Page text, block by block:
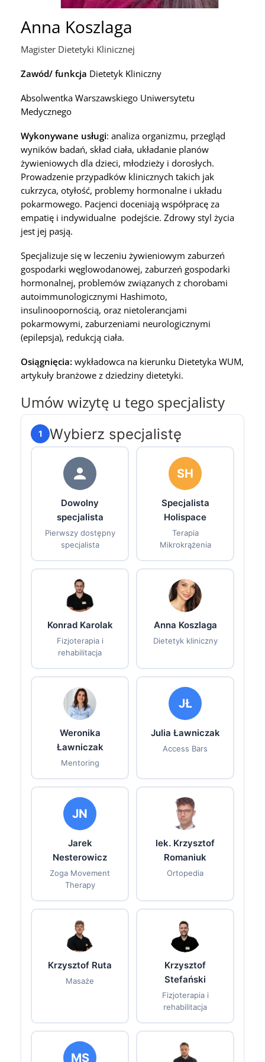
Anna Koszlaga
Magister Dietetyki Klinicznej
Zawód/ funkcja Dietetyk Kliniczny
Absolwentka Warszawskiego Uniwersytetu
Medycznego
Wykonywane usługi: analiza organizmu, przegląd
wyników badań, skład ciała, układanie planów
żywieniowych dla dzieci, młodzieży i dorosłych.
Prowadzenie przypadków klinicznych takich jak
cukrzyca, otyłość, problemy hormonalne i układu
pokarmowego. Pacjenci doceniają współpracę za
empatię i indywidualne podejście. Zdrowy styl życia
jest jej pasją.
Specjalizuje się w leczeniu żywieniowym zaburzeń
gospodarki węglowodanowej, zaburzeń gospodarki
hormonalnej, problemów związanych z chorobami
autoimmunologicznymi Hashimoto,
insulinoopornością, oraz nietolerancjami
pokarmowymi, zaburzeniami neurologicznymi
(epilepsja), redukcją ciała.
Osiągnięcia: wykładowca na kierunku Dietetyka WUM,
artykuły branżowe z dziedziny dietetyki.
Umów wizytę u tego specjalisty
1 Wybierz specjalistę
Dowolny
specjalista
Pierwszy dostępny
specjalista
SH
Specjalista
Holispace
Terapia
Mikrokrążenia
Konrad Karolak
Fizjoterapia i
rehabilitacja
Anna Koszlaga
Dietetyk kliniczny
Weronika
Ławniczak
Mentoring
JŁ
Julia Ławniczak
Access Bars
JN
Jarek
Nesterowicz
Zoga Movement
Therapy
lek. Krzysztof
Romaniuk
Ortopedia
Krzysztof Ruta
Masaże
Krzysztof
Stefański
Fizjoterapia i
rehabilitacja
MS